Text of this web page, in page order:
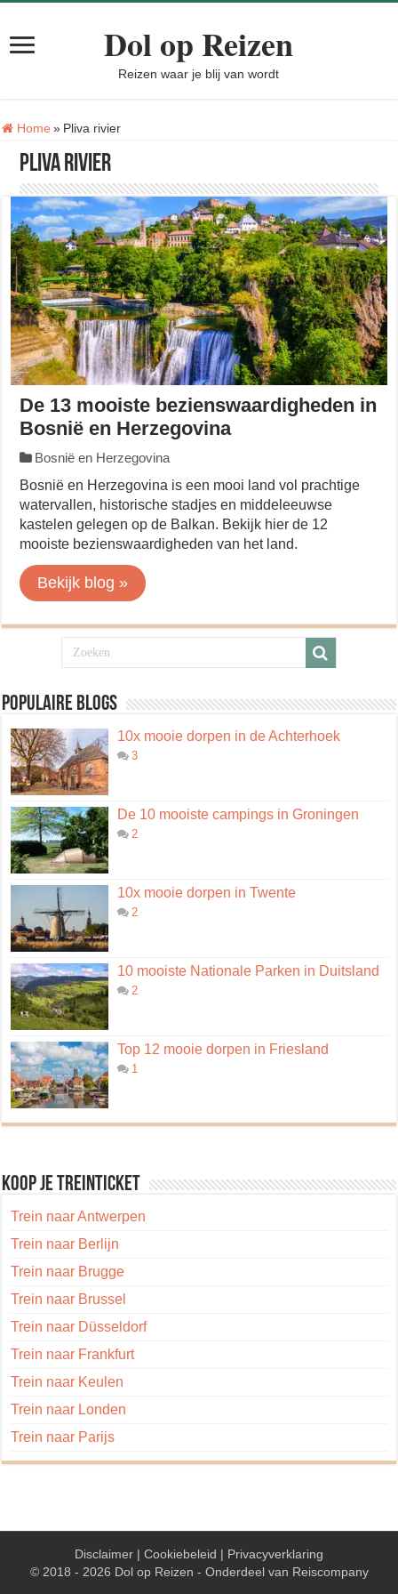
Dol op Reizen
Reizen waar je blij van wordt
Home » Tag:
Pliva rivier
Pliva rivier
De 13 mooiste bezienswaardigheden in
Bosnië en Herzegovina
Bosnië en Herzegovina
Bosnië en Herzegovina is een mooi land vol prachtige
watervallen, historische stadjes en middeleeuwse
kastelen gelegen op de Balkan. Bekijk hier de 12
mooiste bezienswaardigheden van het land.
Bekijk blog »
Populaire blogs
10x mooie dorpen in de Achterhoek
3
De 10 mooiste campings in Groningen
2
10x mooie dorpen in Twente
2
10 mooiste Nationale Parken in Duitsland
2
Top 12 mooie dorpen in Friesland
1
Koop je treinticket
Trein naar Antwerpen
Trein naar Berlijn
Trein naar Brugge
Trein naar Brussel
Trein naar Düsseldorf
Trein naar Frankfurt
Trein naar Keulen
Trein naar Londen
Trein naar Parijs
Disclaimer | Cookiebeleid | Privacyverklaring
© 2018 - 2026 Dol op Reizen - Onderdeel van Reiscompany